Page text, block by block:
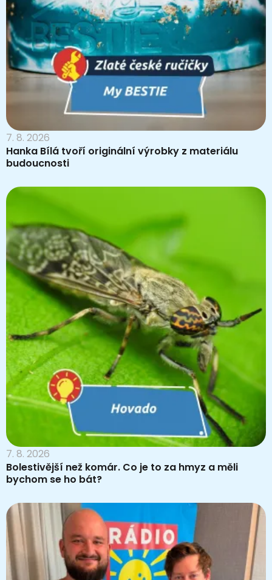
7. 8. 2026
Hanka Bílá tvoří originální výrobky z materiálu
budoucnosti
7. 8. 2026
Bolestivější než komár. Co je to za hmyz a měli
bychom se ho bát?